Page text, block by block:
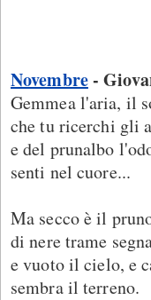
Novembre-
Gemmea l'aria, il
che tu ricerchi gli
e del prunalbo
senti nel cuore...
Ma secco è il
di nere trame
e vuoto il cielo, e
sembra il terreno.